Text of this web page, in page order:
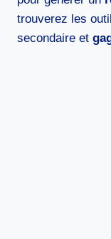
trouverez les
secondaire et